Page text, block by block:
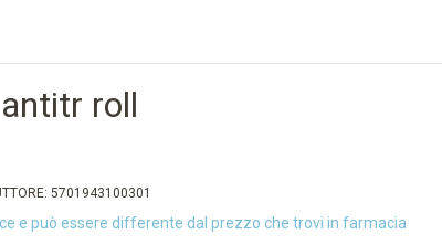
roll
5701943100301
e può essere differente dal prezzo che trovi in farmacia